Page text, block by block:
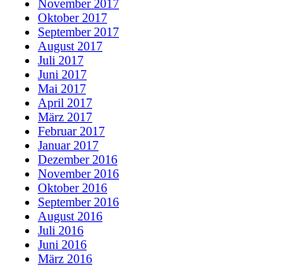
November 2017
Oktober 2017
September 2017
August 2017
Juli 2017
Juni 2017
Mai 2017
April 2017
März 2017
Februar 2017
Januar 2017
Dezember 2016
November 2016
Oktober 2016
September 2016
August 2016
Juli 2016
Juni 2016
März 2016